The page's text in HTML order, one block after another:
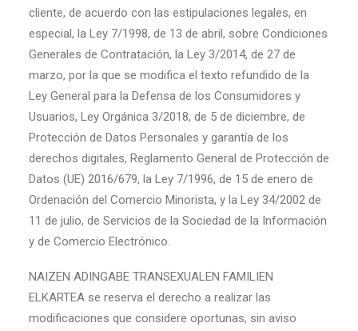
cliente, de acuerdo con las estipulaciones legales, en
especial, la Ley 7/1998, de 13 de abril, sobre Condiciones
Generales de Contratación, la Ley 3/2014, de 27 de
marzo, por la que se modifica el texto refundido de la
Ley General para la Defensa de los Consumidores y
Usuarios, Ley Orgánica 3/2018, de 5 de diciembre, de
Protección de Datos Personales y garantía de los
derechos digitales, Reglamento General de Protección de
Datos (UE) 2016/679, la Ley 7/1996, de 15 de enero de
Ordenación del Comercio Minorista, y la Ley 34/2002 de
11 de julio, de Servicios de la Sociedad de la Información
y de Comercio Electrónico.
NAIZEN ADINGABE TRANSEXUALEN FAMILIEN
ELKARTEA se reserva el derecho a realizar las
modificaciones que considere oportunas, sin aviso